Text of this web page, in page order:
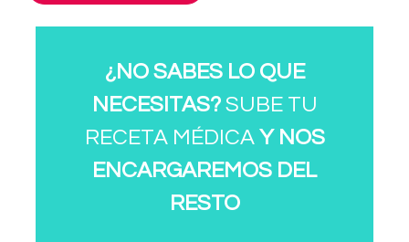
¿NO SABES LO QUE
NECESITAS?SUBE TU
RECETA MÉDICA Y NOS
ENCARGAREMOS DEL
RESTO